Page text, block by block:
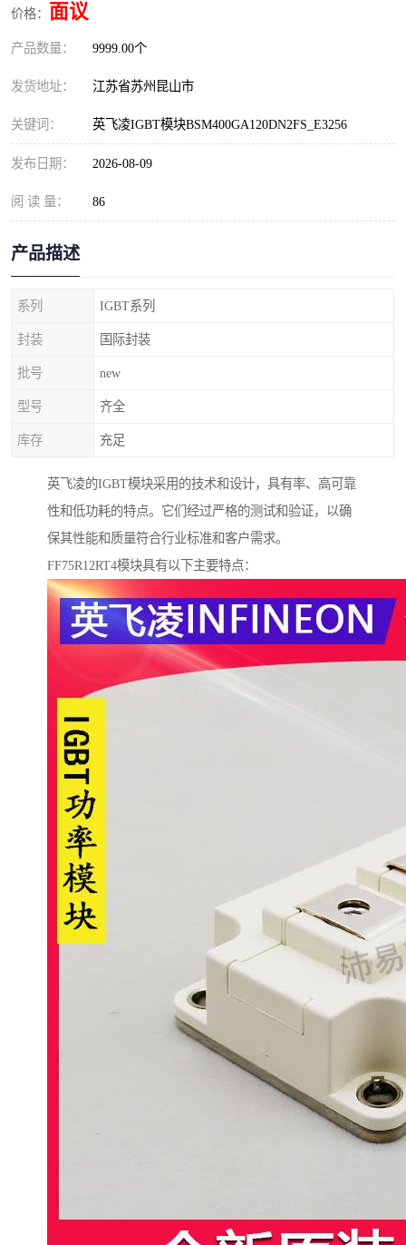
价格： 面议
产品数量： 9999.00个
发货地址： 江苏省苏州昆山市
关键词： 英飞凌IGBT模块BSM400GA120DN2FS_E3256
发布日期： 2026-08-09
阅 读 量： 86
产品描述
系列 IGBT系列
封装 国际封装
批号 new
型号 齐全
库存 充足
英飞凌的IGBT模块采用的技术和设计，具有率、高可靠
性和低功耗的特点。它们经过严格的测试和验证，以确
保其性能和质量符合行业标准和客户需求。
FF75R12RT4模块具有以下主要特点：